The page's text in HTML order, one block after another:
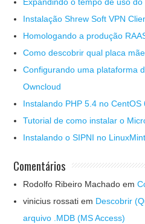
Instalação Shrew Soft VPN
Homologando a produção
Como descobrir qual placa
Configurando uma plataforma
Owncloud
Instalando PHP 5.4 no CentOS
Tutorial de como instalar o
Instalando o SIPNI no
Comentários
Rodolfo Ribeiro Machado em
vinicius rossati em Descobrir
arquivo .MDB (MS Access)